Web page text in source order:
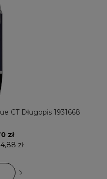
CT Długopis 1931668
zł
zł